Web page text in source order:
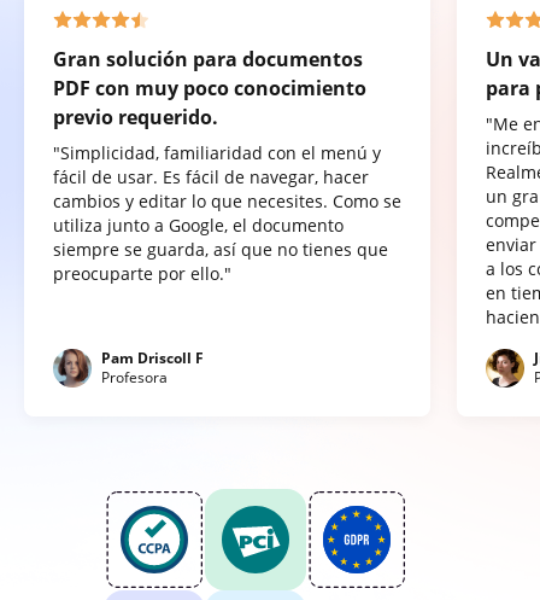
Gran solución para documentos
PDF con muy poco conocimiento
previo requerido.
"Simplicidad, familiaridad con el menú y
fácil de usar. Es fácil de navegar, hacer
cambios y editar lo que necesites. Como se
utiliza junto a Google, el documento
siempre se guarda, así que no tienes que
preocuparte por ello."
Pam Driscoll F
Profesora
Un
para
"Me
un
a los
en